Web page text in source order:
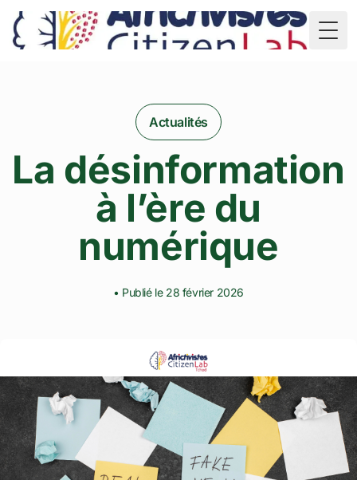
TD
Actualités
La désinformation
à l’ère du
numérique
• Publié le 28 février 2026